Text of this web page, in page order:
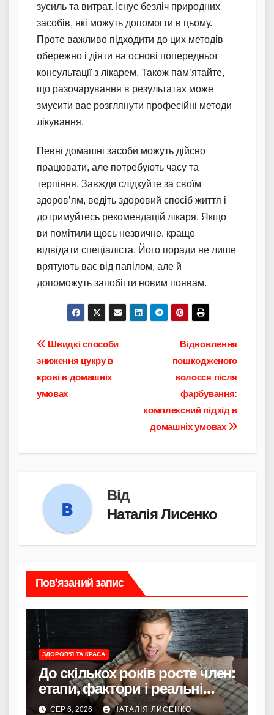
зусиль та витрат. Існує безліч природних
засобів, які можуть допомогти в цьому.
Проте важливо підходити до цих методів
обережно і діяти на основі попередньої
консультації з лікарем. Також пам’ятайте,
що разочарування в результатах може
змусити вас розглянути професійні методи
лікування.
Певні домашні засоби можуть дійсно
працювати, але потребують часу та
терпіння. Завжди слідкуйте за своїм
здоров’ям, ведіть здоровий спосіб життя і
дотримуйтесь рекомендацій лікаря. Якщо
ви помітили щось незвичне, краще
відвідати спеціаліста. Його поради не лише
врятують вас від папілом, але й
допоможуть запобігти новим появам.
Навігація
записів
Відновлення
пошкодженого
волосся після
фарбування:
комплексний підхід в
домашніх умовах
Швидкі способи
зниження цукру в
крові в домашніх
умовах
Від
Наталія Лисенко
Пов’язаний запис
ЗДОРОВ'Я ТА КРАСА
До скількох років росте член:
етапи, фактори і реальні
терміни
СЕР 6, 2026 НАТАЛІЯ ЛИСЕНКО